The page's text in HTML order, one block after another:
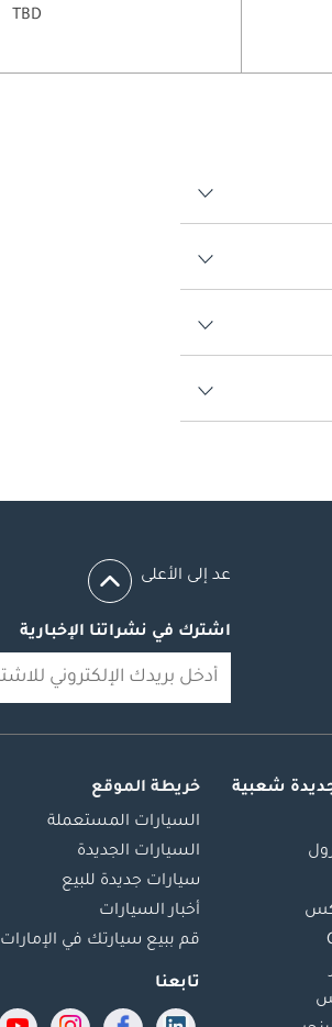
TBD
عد إلى الأعلى
اشترك في نشراتنا الإخبارية
شعبية
خريطة الموقع
السيارات المستعملة
السيارات الجديدة
سيارات جديدة للبيع
أخبار السيارات
قم ببيع سيارتك في الإمارات
تابعنا